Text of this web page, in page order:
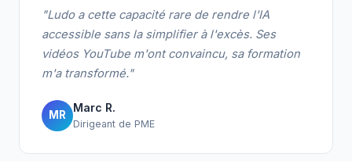
"Ludo a cette capacité rare de rendre l'IA
accessible sans la simplifier à l'excès. Ses
vidéos YouTube m'ont convaincu, sa formation
m'a transformé."
MR
Marc R.
Dirigeant de PME